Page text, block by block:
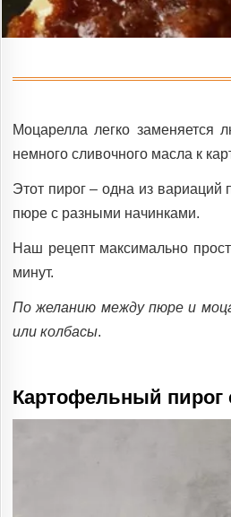
Моцарелла легко заменяется
немного сливочного масла к
Этот пирог – одна из вариаций
пюре с разными начинками.
Наш рецепт максимально
минут.
По желанию между пюре и
или колбасы.
Картофельный пирог